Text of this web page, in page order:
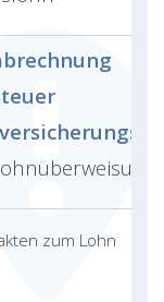
zum Lohn